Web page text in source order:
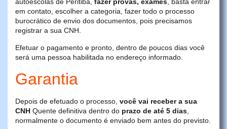
autoescolas de Peritiba, fazer provas, exames, basta entrar
em contato, escolher a categoria, fazer todo o processo
burocrático de envio dos documentos, pois precisamos
registrar a sua CNH.
Efetuar o pagamento e pronto, dentro de poucos dias você
será uma pessoa habilitada no endereço informado.
Garantia
Depois de efetuado o processo, você vai receber a sua
CNH Quente definitiva dentro do prazo de até 5 dias,
normalmente o documento é enviado bem antes do previsto.